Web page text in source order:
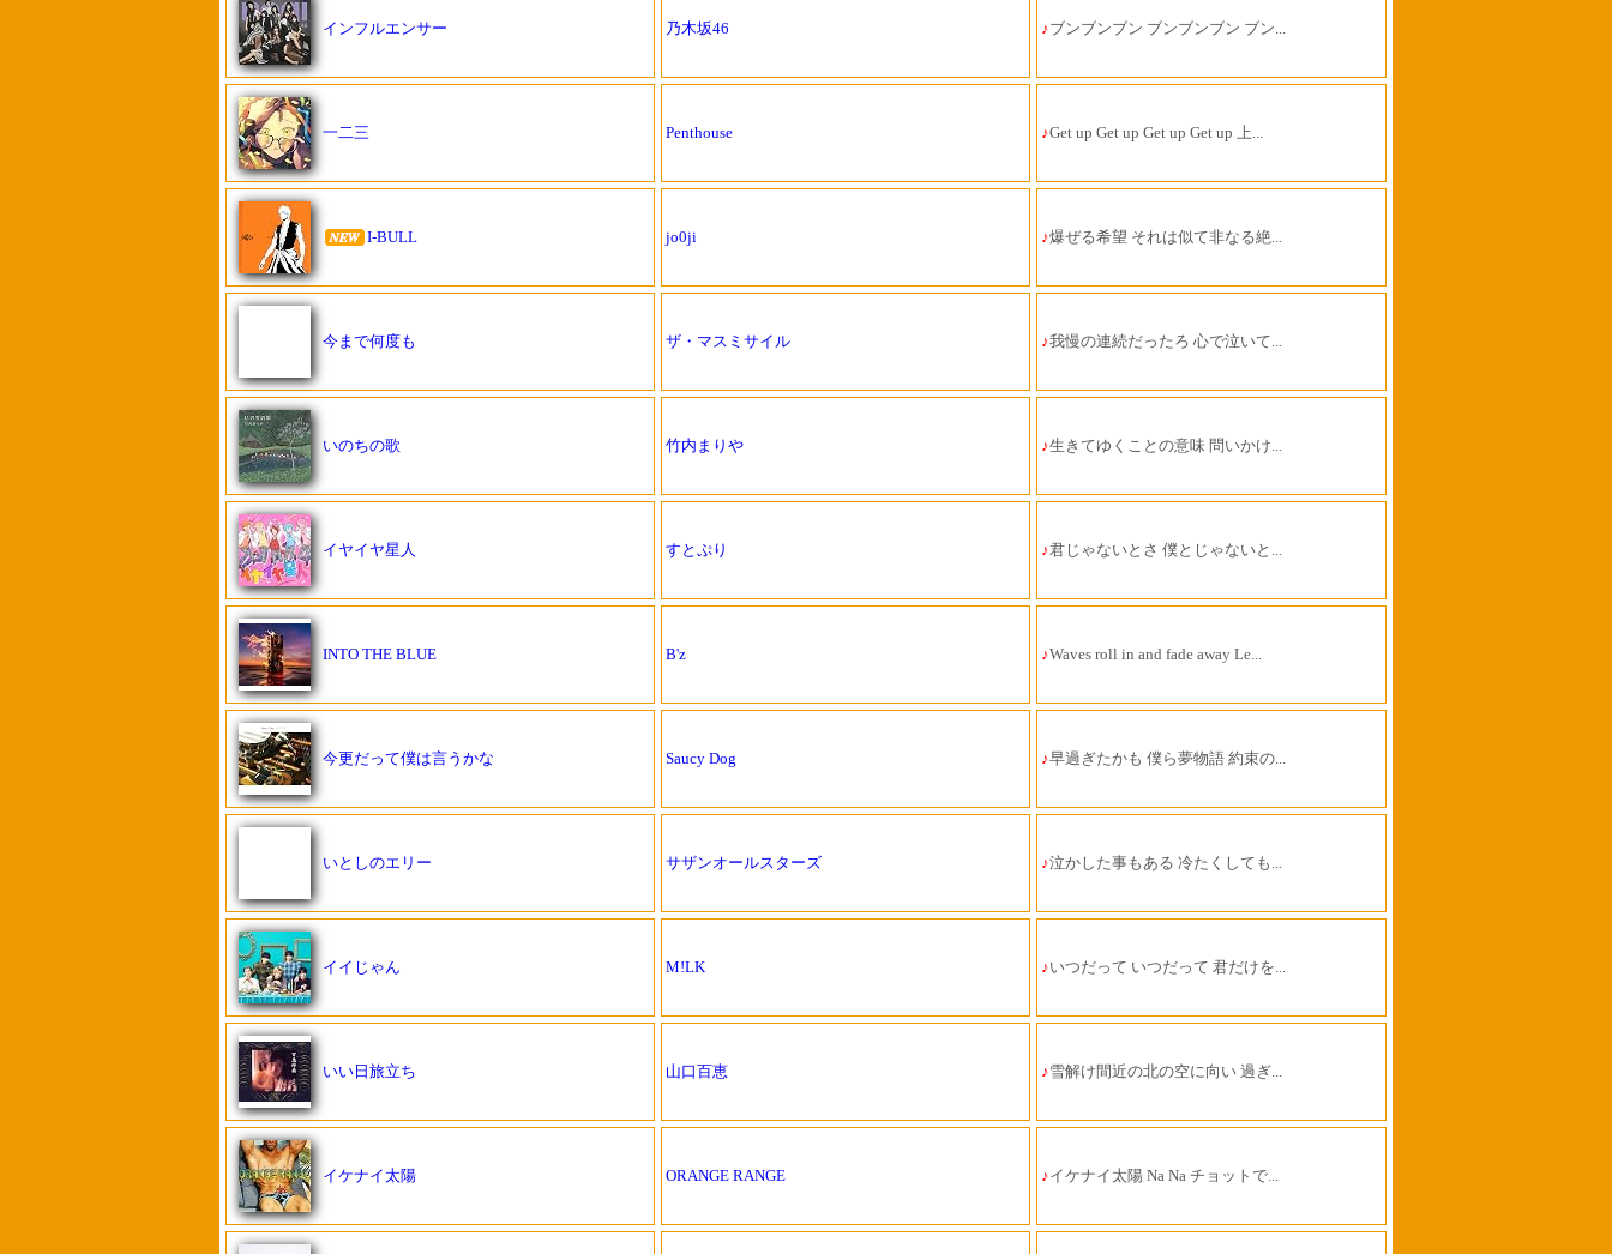
インフルエンサー 乃木坂46 ♪ブンブンブン ブンブンブン ブン...
一二三 Penthouse ♪Get up Get up Get up Get up 上...
I-BULL jo0ji ♪爆ぜる希望 それは似て非なる絶...
今まで何度も ザ・マスミサイル ♪我慢の連続だったろ 心で泣いて...
いのちの歌 竹内まりや ♪生きてゆくことの意味 問いかけ...
イヤイヤ星人 すとぷり ♪君じゃないとさ 僕とじゃないと...
INTO THE BLUE B'z ♪Waves roll in and fade away Le...
今更だって僕は言うかな Saucy Dog ♪早過ぎたかも 僕ら夢物語 約束の...
いとしのエリー サザンオールスターズ ♪泣かした事もある 冷たくしても...
イイじゃん M!LK ♪いつだって いつだって 君だけを...
いい日旅立ち 山口百恵 ♪雪解け間近の北の空に向い 過ぎ...
イケナイ太陽 ORANGE RANGE ♪イケナイ太陽 Na Na チョットで...